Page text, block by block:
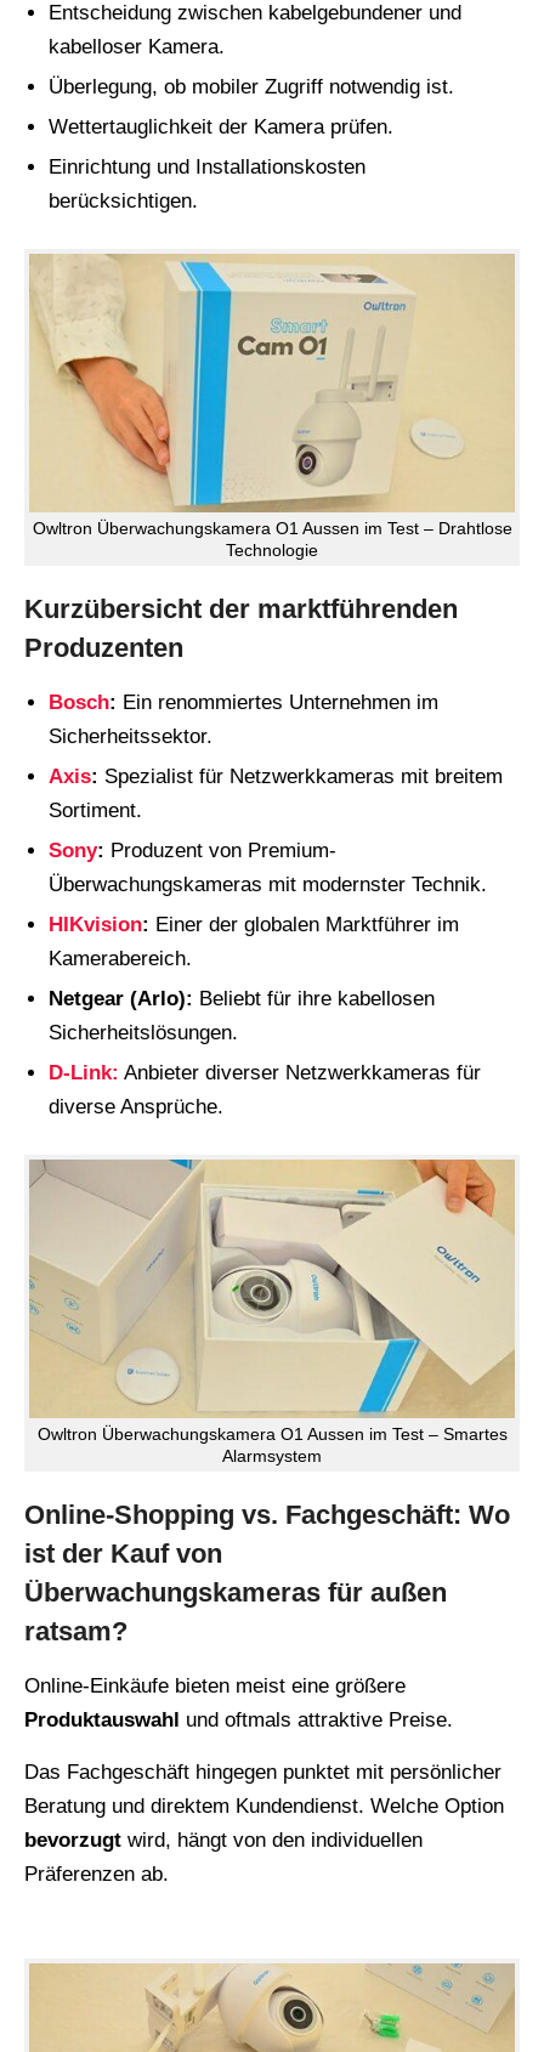
Entscheidung zwischen kabelgebundener und
kabelloser Kamera.
Überlegung, ob mobiler Zugriff notwendig ist.
Wettertauglichkeit der Kamera prüfen.
Einrichtung und Installationskosten
berücksichtigen.
Owltron Überwachungskamera O1 Aussen im Test – Drahtlose
Technologie
Kurzübersicht der marktführenden
Produzenten
Bosch: Ein renommiertes Unternehmen im
Sicherheitssektor.
Axis: Spezialist für Netzwerkkameras mit breitem
Sortiment.
Sony: Produzent von Premium-
Überwachungskameras mit modernster Technik.
HIKvision: Einer der globalen Marktführer im
Kamerabereich.
Netgear (Arlo): Beliebt für ihre kabellosen
Sicherheitslösungen.
D-Link: Anbieter diverser Netzwerkkameras für
diverse Ansprüche.
Owltron Überwachungskamera O1 Aussen im Test – Smartes
Alarmsystem
Online-Shopping vs. Fachgeschäft: Wo
ist der Kauf von
Überwachungskameras für außen
ratsam?
Online-Einkäufe bieten meist eine größere
Produktauswahl und oftmals attraktive Preise.
Das Fachgeschäft hingegen punktet mit persönlicher
Beratung und direktem Kundendienst. Welche Option
bevorzugt wird, hängt von den individuellen
Präferenzen ab.